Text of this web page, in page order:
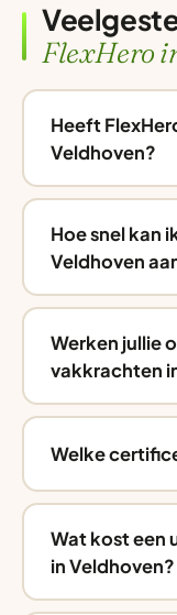
FlexHero
Heeft
Veldhoven?
Hoe snel kan
Veldhoven
Werken jullie
vakkrachten
Welke
Wat kost een
in Veldhoven?